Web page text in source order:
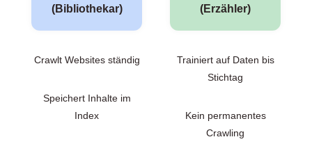
(Bibliothekar)
(Erzähler)
Crawlt Websites ständig
Speichert Inhalte im
Index
Trainiert auf Daten bis
Stichtag
Kein permanentes
Crawling